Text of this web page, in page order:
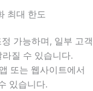
최대 한도
가능하며, 일부 고객
질 수 있습니다.
또는 웹사이트에서
있습니다.